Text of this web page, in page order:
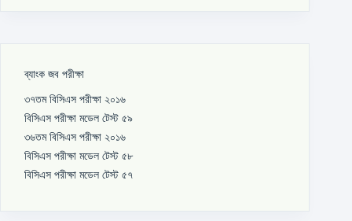
ব্যাংক জব পরীক্ষা
৩৭তম বিসিএস পরীক্ষা ২০১৬
বিসিএস পরীক্ষা মডেল টেস্ট ৫৯
৩৬তম বিসিএস পরীক্ষা ২০১৬
বিসিএস পরীক্ষা মডেল টেস্ট ৫৮
বিসিএস পরীক্ষা মডেল টেস্ট ৫৭